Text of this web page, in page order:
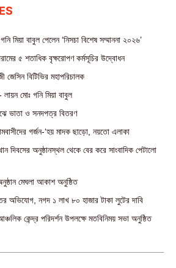
মিয়া বাবুল পেলেন ‘নিসচা বিশেষ সম্মাননা ২০২৬’
৫ শতাধিক বৃক্ষরোপণ কর্মসূচির উদ্বোধন
জেসিন বিটিভির মহাপরিচালক
মোঃ গনি মিয়া বাবুল
ভাতা ও সনদপত্র বিতরণ
গর্জন-‘হয় মাদক ছাড়ো, নয়তো এলাকা
দিবসের অনুষ্ঠানস্থল থেকে বের করে সাংবাদিক পেটালো
মেঘলা আকাশ অনুষ্ঠিত
অভিযোগ, নগদ ১ লাখ ৮০ হাজার টাকা লুটের দাবি
কেন্দ্র পরিদর্শন উপলক্ষে মতবিনিময় সভা অনুষ্ঠিত